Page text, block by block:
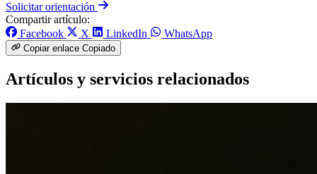
Solicitar orientación
Compartir artículo:
Facebook
X LinkedIn WhatsApp
Copiar enlace Copiado
Artículos y servicios relacionados